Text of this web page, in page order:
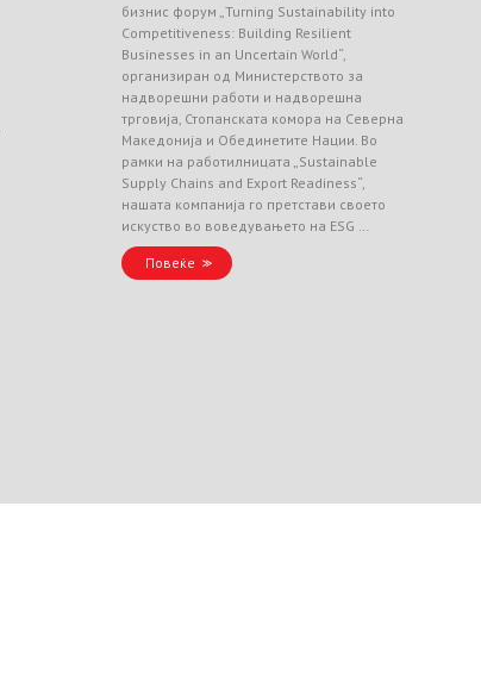
бизнис форум „Turning Sustainability into
Competitiveness: Building Resilient
Businesses in an Uncertain World“,
организиран од Министерството за
надворешни работи и надворешна
трговија, Стопанската комора на Северна
Македонија и Обединетите Нации. Во
рамки на работилницата „Sustainable
Supply Chains and Export Readiness“,
нашата компанија го претстави своето
искуство во воведувањето на ESG …
Повеќе